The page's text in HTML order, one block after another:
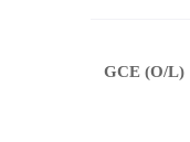
GCE (O/L)